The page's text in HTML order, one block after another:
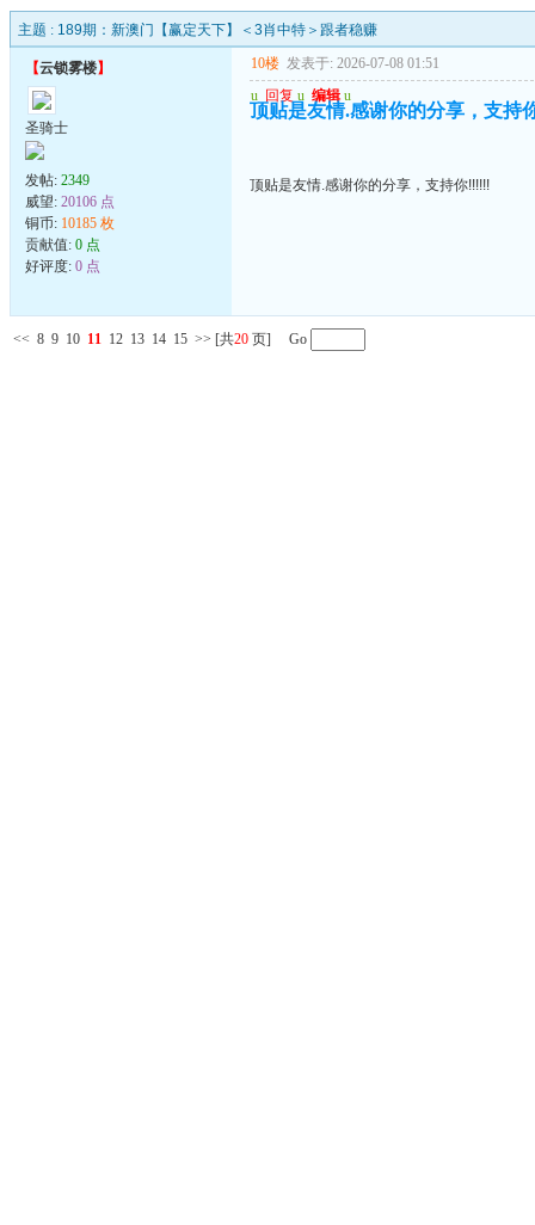
主题 : 189期：新澳门【赢定天下】＜3肖中特＞跟者稳赚
【云锁雾楼】
圣骑士
发帖: 2349
威望: 20106 点
铜币: 10185 枚
贡献值: 0 点
好评度: 0 点
10楼 发表于: 2026-07-08 01:51
u 回复 u 编辑 u
顶贴是友情.感谢你的分享，支持
顶贴是友情.感谢你的分享，支持你!!!!!!
<< 8 9 10 11 12 13 14 15 >> [共20 页] Go